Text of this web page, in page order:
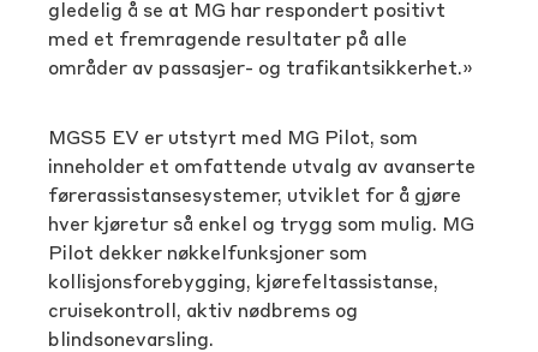
gledelig å se at MG har respondert positivt
med et fremragende resultater på alle
områder av passasjer- og trafikantsikkerhet.»
MGS5 EV er utstyrt med MG Pilot, som
inneholder et omfattende utvalg av avanserte
førerassistansesystemer, utviklet for å gjøre
hver kjøretur så enkel og trygg som mulig. MG
Pilot dekker nøkkelfunksjoner som
kollisjonsforebygging, kjørefeltassistanse,
cruisekontroll, aktiv nødbrems og
blindsonevarsling.